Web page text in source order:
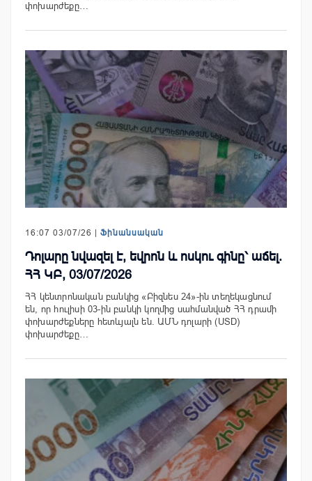
փոխարժեքը…
16:07 03/07/26 | Ֆինանսական
Դոլարը նվազել է, եվրոն և ոսկու գինը՝ աճել.
ՀՀ ԿԲ, 03/07/2026
ՀՀ կենտրոնական բանկից «Բիզնես 24»-ին տեղեկացնում
են, որ հուլիսի 03-ին բանկի կողմից սահմանված ՀՀ դրամի
փոխարժեքները հետևյալն են. ԱՄՆ դոլարի (USD)
փոխարժեքը…